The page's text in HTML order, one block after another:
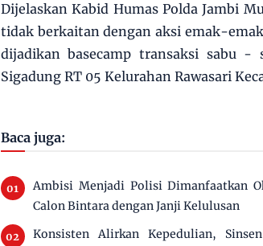
Dijelaskan Kabid Humas Polda Jambi
tidak berkaitan dengan aksi emak-
dijadikan basecamp transaksi sabu -
Sigadung RT 05 Kelurahan Rawasari
Baca juga:
Ambisi Menjadi Polisi Dimanfaatkan
Calon Bintara dengan Janji Kelulusan
Konsisten Alirkan Kepedulian,